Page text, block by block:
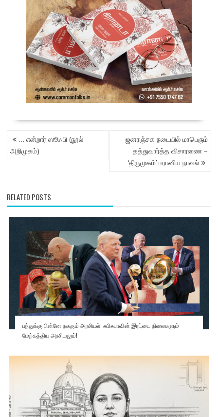
POST
NAVIGATION
… என்றார் ஸூஃபி (நூல்
அறிமுகம்)
ஜனரஞ்சக நடையில் மாபெரும்
தத்துவார்த்த விசாரணை –
‘திருமுகம்’ ஈரானிய நாவல்
RELATED POSTS
பந்துக்கு பின்னே நகரும் அரசியல்: ஃபிஃபாவின் இரட்டை நிலைகளும்
மேற்கத்திய அரசியலும்!